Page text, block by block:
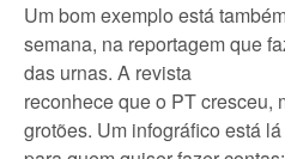
Um bom exemplo está
semana, na reportagem que
das urnas. A revista
reconhece que o PT cresceu,
grotões. Um infográfico está lá